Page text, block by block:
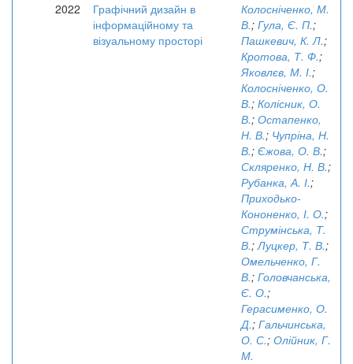
2022
Графічний дизайн в
інформаційному та
візуальному просторі
Колосніченко, М.
В.; Гула, Є. П.;
Пашкевич, К. Л.;
Кротова, Т. Ф.;
Яковлєв, М. І.;
Колосніченко, О.
В.; Колісник, О.
В.; Остапенко,
Н. В.; Чупріна, Н.
В.; Єжова, О. В.;
Скляренко, Н. В.;
Рубанка, А. І.;
Приходько-
Кононенко, І. О.;
Струмінська, Т.
В.;Луцкер, Т. В.;
Омельченко, Г.
В.; Головчанська,
Є. О.;
Герасименко, О.
Д.; Гальчинська,
О. С.; Олійник, Г.
М.